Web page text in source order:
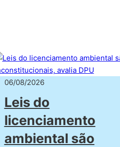
06/08/2026
Leis do
licenciamento
ambiental são